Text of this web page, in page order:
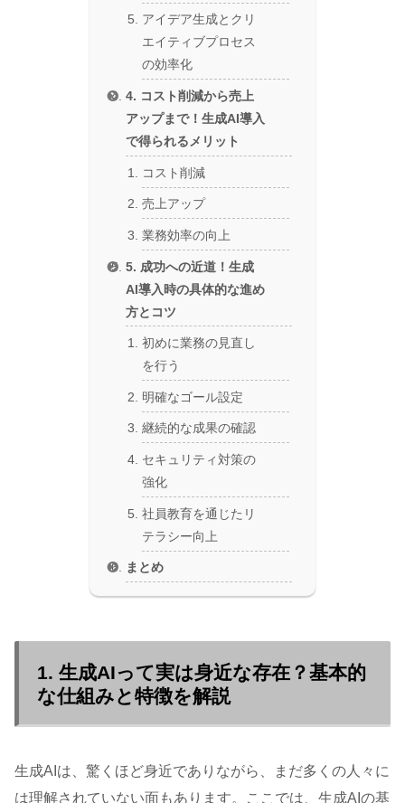
アイデア生成とクリ
エイティブプロセス
の効率化
4. コスト削減から売上
アップまで！生成AI導入
で得られるメリット
コスト削減
売上アップ
業務効率の向上
5. 成功への近道！生成
AI導入時の具体的な進め
方とコツ
初めに業務の見直し
を行う
明確なゴール設定
継続的な成果の確認
セキュリティ対策の
強化
社員教育を通じたリ
テラシー向上
まとめ
1. 生成AIって実は身近な存在？基本的
な仕組みと特徴を解説
生成AIは、驚くほど身近でありながら、まだ多くの人々に
は理解されていない面もあります。ここでは、生成AIの基